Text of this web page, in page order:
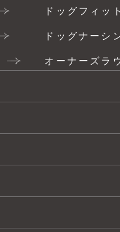
ドッグフィッ
ドッグナーシ
オーナーズラ